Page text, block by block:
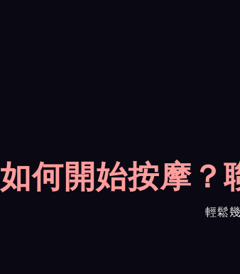
如何開始按摩？
輕鬆